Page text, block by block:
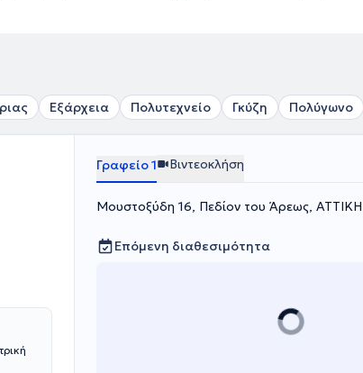
Εξάρχεια Πολυτεχνείο Γκύζη Πολύγωνο
Γραφείο 1 Βιντεοκλήση
Μουστοξύδη 16, Πεδίον του Άρεως, ΑΤΤΙΚΗ
Επόμενη διαθεσιμότητα